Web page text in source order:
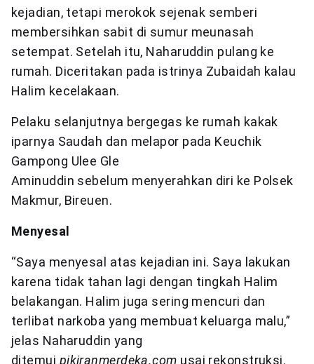
kejadian, tetapi merokok sejenak semberi
membersihkan sabit di sumur meunasah
setempat. Setelah itu, Naharuddin pulang ke
rumah. Diceritakan pada istrinya Zubaidah kalau
Halim kecelakaan.
Pelaku selanjutnya bergegas ke rumah kakak
iparnya Saudah dan melapor pada Keuchik
Gampong Ulee Gle
Aminuddin sebelum menyerahkan diri ke Polsek
Makmur, Bireuen.
Menyesal
“Saya menyesal atas kejadian ini. Saya lakukan
karena tidak tahan lagi dengan tingkah Halim
belakangan. Halim juga sering mencuri dan
terlibat narkoba yang membuat keluarga malu,”
jelas Naharuddin yang
ditemui pikiranmerdeka.com usai rekonstruksi.